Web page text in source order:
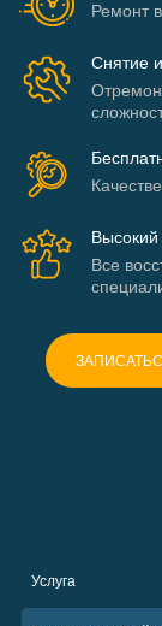
Ремонт
Снятие и
Все
Услуга